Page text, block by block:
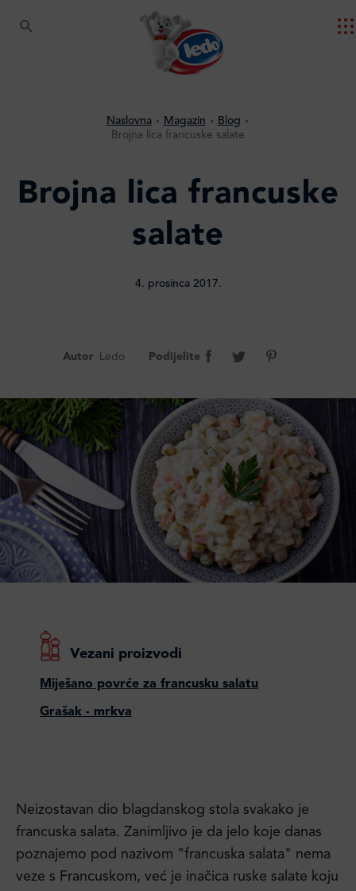
Naslovna Magazin
Blog
Brojna lica francuske salate
Brojna lica francuske
salate
4. prosinca 2017.
Autor Ledo Podijelite
Vezani proizvodi
Miješano povrće za francusku salatu
Grašak - mrkva
Neizostavan dio blagdanskog stola svakako je
francuska salata. Zanimljivo je da jelo koje danas
poznajemo pod nazivom "francuska salata" nema
veze s Francuskom, već je inačica ruske salate koju